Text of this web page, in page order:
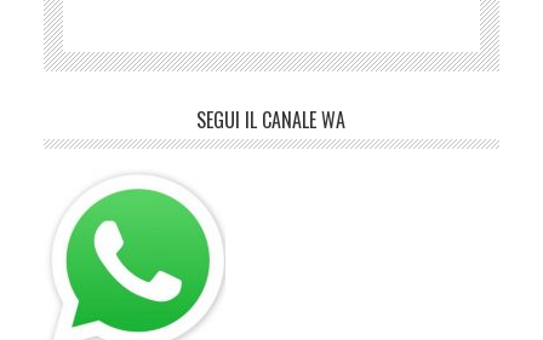
SEGUI IL CANALE WA